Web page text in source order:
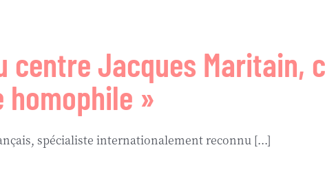
centre Jacques Maritain,
»
spécialiste internationalement reconnu [...]